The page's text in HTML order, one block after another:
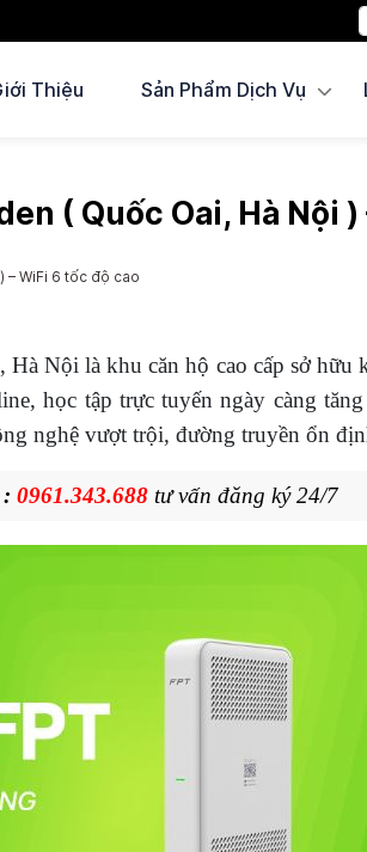
Thiệu Sản Phẩm Dịch Vụ
( Quốc Oai, Hà Nội
– WiFi 6 tốc độ cao
Hà Nội là khu căn hộ cao cấp sở
học tập trực tuyến ngày càng
nghệ vượt trội, đường truyền ổn
: 0961.343.688 tư vấn đăng ký 24/7